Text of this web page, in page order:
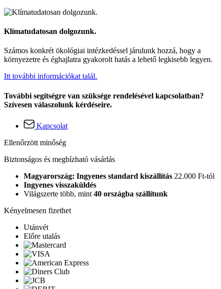
Klímatudatosan dolgozunk.
Számos konkrét ökológiai intézkedéssel járulunk hozzá, hogy a
környezetre és éghajlatra gyakorolt hatás a lehető legkisebb legyen.
Itt további információkat talál.
További segítségre van szüksége rendelésével kapcsolatban?
Szívesen válaszolunk kérdéseire.
Kapcsolat
Ellenőrzött minőség
Biztonságos és megbízható vásárlás
Magyarország: Ingyenes standard kiszállítás 22.000 Ft-tól
Ingyenes visszaküldés
Világszerte több, mint 40 országba szállítunk
Kényelmesen fizethet
Utánvét
Előre utalás